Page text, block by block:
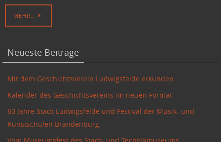
MEHR…
Neueste Beiträge
Mit dem Geschichtsverein Ludwigsfelde erkunden
Kalender des Geschichtsvereins im neuen Format
60 Jahre Stadt Ludwigsfelde und Festival der Musik- und
Kunstschulen Brandenburg